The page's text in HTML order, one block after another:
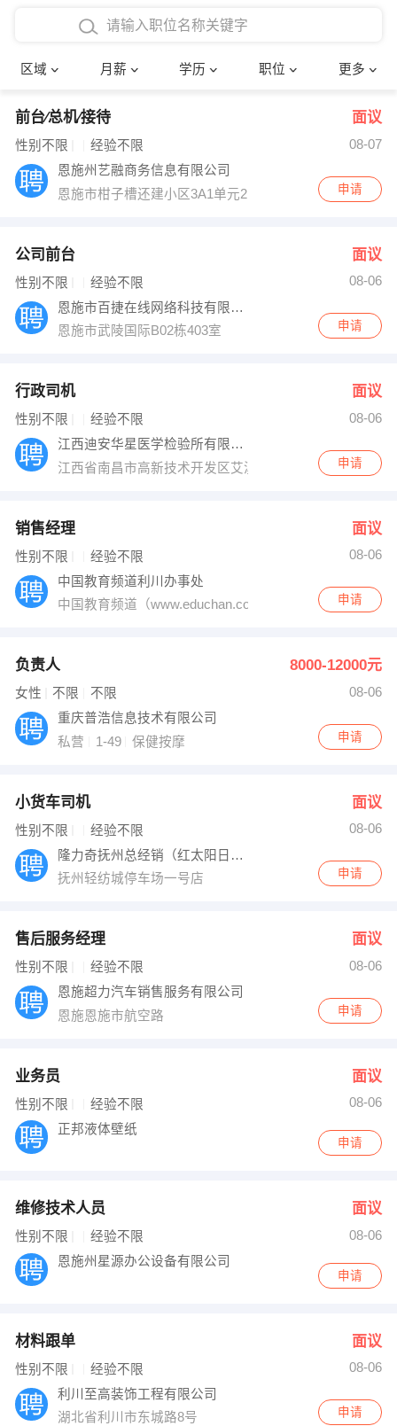
区域 月薪 学历 职位 更多
4000-5000元
8000-12000元
12000-20000元
博士
文员
财务会计
网络IT
快递员
收银员 技术员/工程师
出纳
编辑
跟单
其他职位
确定
前台∕总机∕接待 面议
性别不限 经验不限
08-07
恩施州艺融商务信息有限公司
恩施市柑子槽还建小区3A1单元2101室
申请
公司前台 面议
性别不限 经验不限
08-06
恩施市百捷在线网络科技有限公司
恩施市武陵国际B02栋403室
申请
行政司机 面议
性别不限 经验不限
08-06
江西迪安华星医学检验所有限公司
江西省南昌市高新技术开发区艾溪湖北路269号
申请
销售经理 面议
性别不限 经验不限
08-06
中国教育频道利川办事处
中国教育频道（www.educhan.com.cn）是中教传媒集团
申请
负责人 8000-12000元
女性 不限 不限
08-06
重庆普浩信息技术有限公司
私营
1-49 保健按摩 申请
小货车司机 面议
性别不限 经验不限
08-06
隆力奇抚州总经销（红太阳日化）
抚州轻纺城停车场一号店
申请
售后服务经理 面议
性别不限 经验不限
08-06
恩施超力汽车销售服务有限公司
恩施恩施市航空路
申请
业务员 面议
性别不限 经验不限
08-06
正邦液体壁纸
申请
维修技术人员 面议
性别不限 经验不限
08-06
恩施州星源办公设备有限公司
申请
材料跟单 面议
性别不限 经验不限
08-06
利川至高装饰工程有限公司
湖北省利川市东城路8号
申请